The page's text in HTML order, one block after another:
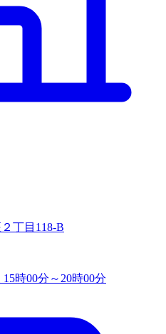
丁目118-B
15時00分～20時00分